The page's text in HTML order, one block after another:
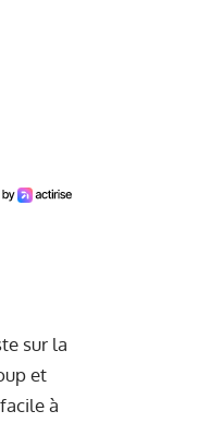
sur la
et
à